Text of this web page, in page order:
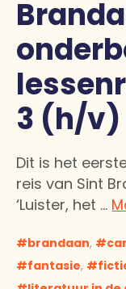
3 (h/v)
Dit is het
reis van Sint
‘Luister, het …
brandaan,
fantasie,